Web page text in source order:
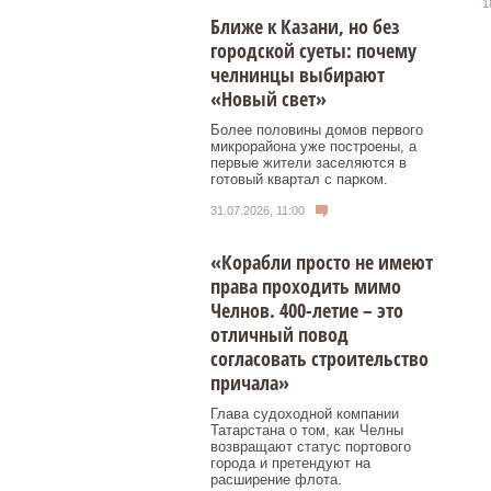
Ближе к Казани, но без
городской суеты: почему
челнинцы выбирают
«Новый свет»
Более половины домов первого
микрорайона уже построены, а
первые жители заселяются в
готовый квартал с парком.
31.07.2026, 11:00
«Корабли просто не имеют
права проходить мимо
Челнов. 400-летие – это
отличный повод
согласовать строительство
причала»
Глава судоходной компании
Татарстана о том, как Челны
возвращают статус портового
города и претендуют на
расширение флота.